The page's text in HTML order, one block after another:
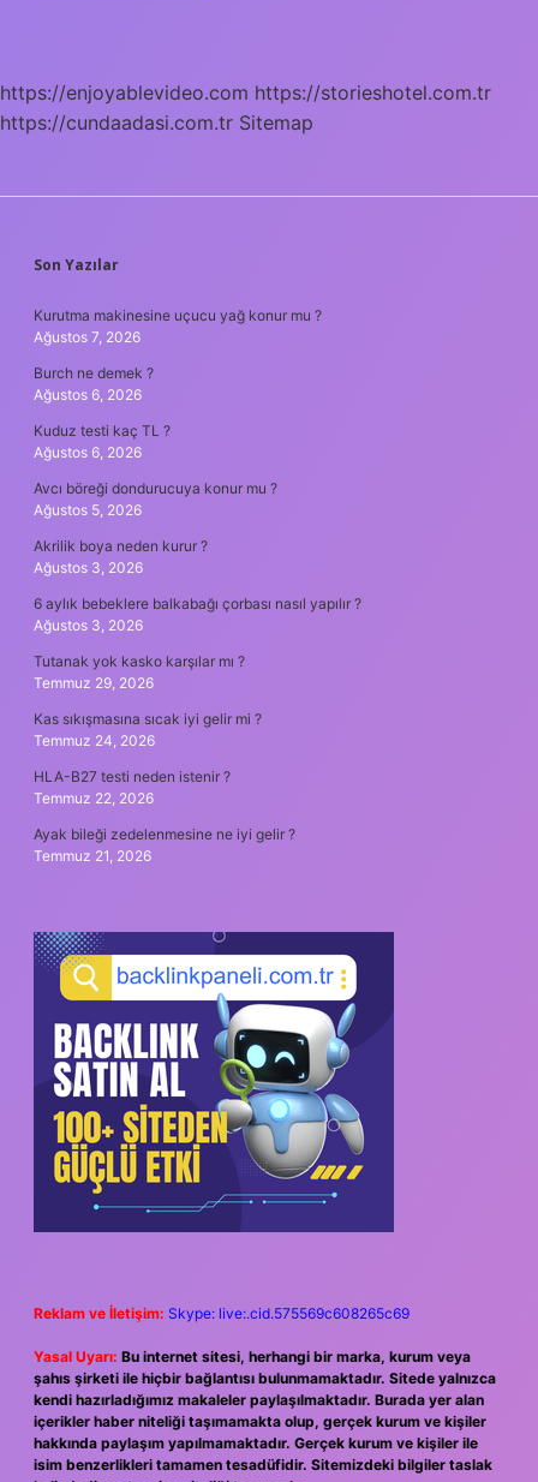
Mi
https://enjoyablevideo.com https://storieshotel.com.tr
https://cundaadasi.com.tr Sitemap
SIDEBAR
Son Yazılar
Kurutma makinesine uçucu yağ konur mu ?
Ağustos 7, 2026
Burch ne demek ?
Ağustos 6, 2026
Kuduz testi kaç TL ?
Ağustos 6, 2026
Avcı böreği dondurucuya konur mu ?
Ağustos 5, 2026
Akrilik boya neden kurur ?
Ağustos 3, 2026
6 aylık bebeklere balkabağı çorbası nasıl yapılır ?
Ağustos 3, 2026
Tutanak yok kasko karşılar mı ?
Temmuz 29, 2026
Kas sıkışmasına sıcak iyi gelir mi ?
Temmuz 24, 2026
HLA-B27 testi neden istenir ?
Temmuz 22, 2026
Ayak bileği zedelenmesine ne iyi gelir ?
Temmuz 21, 2026
Reklam ve İletişim: Skype: live:.cid.575569c608265c69
Yasal Uyarı: Bu internet sitesi, herhangi bir marka, kurum veya
şahıs şirketi ile hiçbir bağlantısı bulunmamaktadır. Sitede yalnızca
kendi hazırladığımız makaleler paylaşılmaktadır. Burada yer alan
içerikler haber niteliği taşımamakta olup, gerçek kurum ve kişiler
hakkında paylaşım yapılmamaktadır. Gerçek kurum ve kişiler ile
isim benzerlikleri tamamen tesadüfidir. Sitemizdeki bilgiler taslak